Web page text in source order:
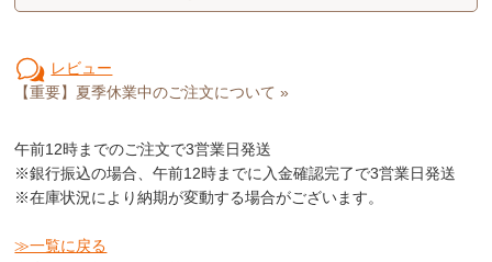
レビュー
【重要】夏季休業中のご注文について »
午前12時までのご注文で3営業日発送
※銀行振込の場合、午前12時までに入金確認完了で3営業日発送
※在庫状況により納期が変動する場合がございます。
≫一覧に戻る